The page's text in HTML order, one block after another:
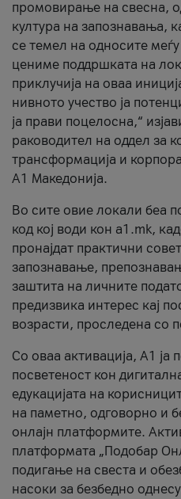
промовирање на свесна,
култура на запознавања,
се темел на односите
цениме поддршката на
приклучија на оваа
нивното учество ја
ја прави поцелосна,“
раководител на оддел за
трансформација и
А1 Македонија.
Во сите овие локали беа
код кој води кон a1.mk,
пронајдат практични
запознавање,
заштита на личните
предизвика интерес кај
возрасти, проследена со
Со оваа активација, А1 ја
посветеност кон
едукацијата на
на паметно, одговорно и
онлајн платформите.
платформата „Подобар
подигање на свеста и
насоки за безбедно